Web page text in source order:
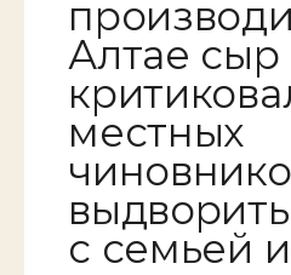
Алтае сыр
местных
с семьей